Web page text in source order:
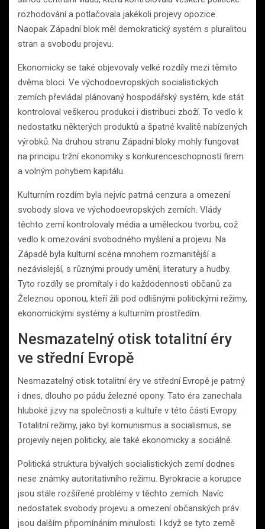
rozhodování a potlačovala jakékoli projevy opozice.
Naopak Západní blok měl demokratický systém s pluralitou
stran a svobodu projevu.
Ekonomicky se také objevovaly velké rozdíly mezi těmito
dvěma bloci. Ve východoevropských socialistických
zemích převládal plánovaný hospodářský systém, kde stát
kontroloval veškerou produkci i distribuci zboží. To vedlo k
nedostatku některých produktů a špatné kvalitě nabízených
výrobků. Na druhou stranu Západní bloky mohly fungovat
na principu tržní ekonomiky s konkurenceschopností firem
a volným pohybem kapitálu.
Kulturním rozdím byla nejvíc patrná cenzura a omezení
svobody slova ve východoevropských zemích. Vlády
těchto zemí kontrolovaly média a uměleckou tvorbu, což
vedlo k omezování svobodného myšlení a projevu. Na
Západě byla kulturní scéna mnohem rozmanitější a
nezávislejší, s různými proudy umění, literatury a hudby.
Tyto rozdíly se promítaly i do každodennosti občanů za
Železnou oponou, kteří žili pod odlišnými politickými režimy,
ekonomickými systémy a kulturním prostředím.
Nesmazatelný otisk totalitní éry
ve střední Evropě
Nesmazatelný otisk totalitní éry ve střední Evropě je patrný
i dnes, dlouho po pádu železné opony. Tato éra zanechala
hluboké jizvy na společnosti a kultuře v této části Evropy.
Totalitní režimy, jako byl komunismus a socialismus, se
projevily nejen politicky, ale také ekonomicky a sociálně.
Politická struktura bývalých socialistických zemí dodnes
nese známky autoritativního režimu. Byrokracie a korupce
jsou stále rozšířené problémy v těchto zemích. Navíc
nedostatek svobody projevu a omezení občanských práv
jsou dalším připomínáním minulosti. I když se tyto země